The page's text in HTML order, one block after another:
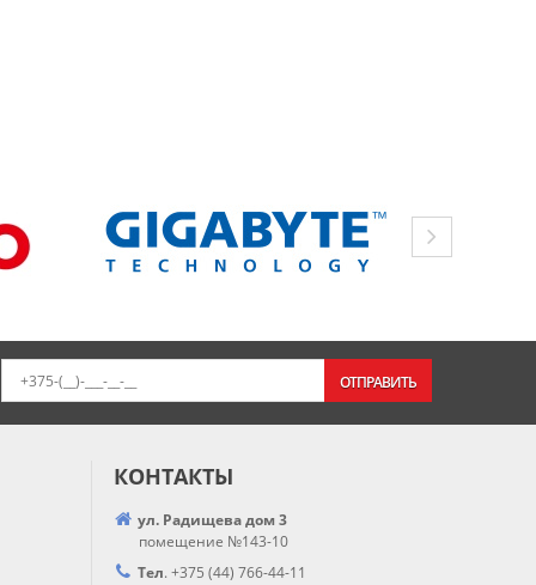
ОТПРАВИТЬ
КОНТАКТЫ
ул. Радищева дом 3
помещение №143-10
Тел. +375 (44) 766-44-11